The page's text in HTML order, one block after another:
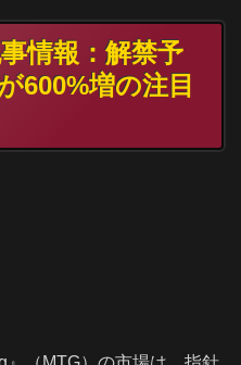
情報：解禁予
600%増の注目